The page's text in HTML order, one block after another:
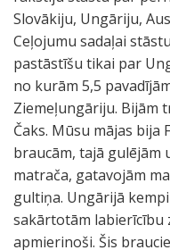
Slovākiju, Ungāriju,
Ceļojumu sadaļai
pastāstīšu tikai par
no kurām 5,5
Ziemeļungāriju. Bijām
Čaks. Mūsu mājas bija
braucām, tajā gulējām
matrača, gatavojām
gultiņa. Ungārijā
sakārtotām labierīcību
apmierinoši. Šis